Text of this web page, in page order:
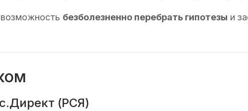
безболезненно перебрать гипотезы и
(РСЯ)